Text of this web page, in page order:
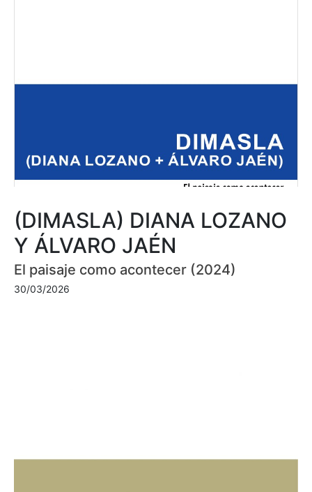
(DIMASLA) DIANA LOZANO
Y ÁLVARO JAÉN
El paisaje como acontecer (2024)
30/03/2026